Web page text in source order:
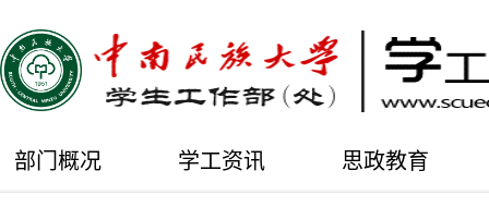
部门概况 学工资讯 思政教育